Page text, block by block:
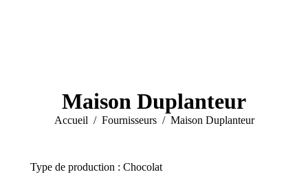
Maison Duplanteur
Vous êtes ici :
Accueil Fournisseurs Maison Duplanteur
Type de production : Chocolat